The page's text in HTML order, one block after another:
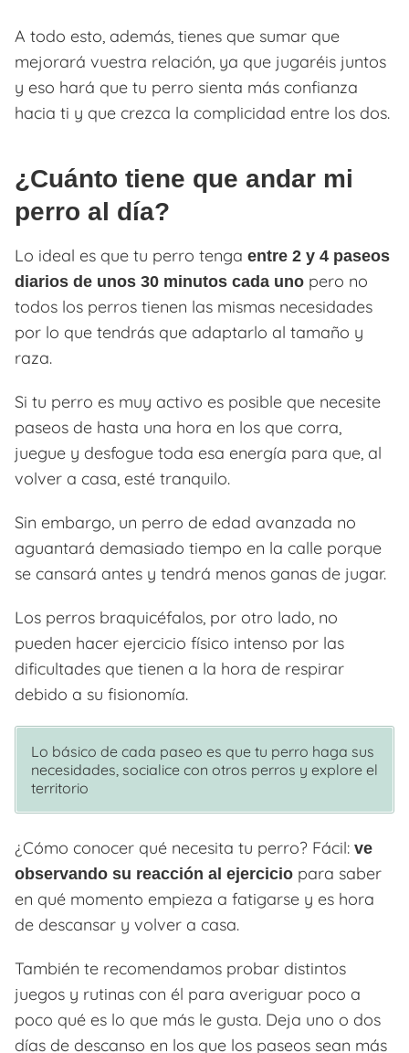
A todo esto, además, tienes que sumar que
mejorará vuestra relación, ya que jugaréis juntos
y eso hará que tu perro sienta más confianza
hacia ti y que crezca la complicidad entre los dos.
¿Cuánto tiene que andar mi
perro al día?
Lo ideal es que tu perro tenga entre 2 y 4 paseos
diarios de unos 30 minutos cada uno pero no
todos los perros tienen las mismas necesidades
por lo que tendrás que adaptarlo al tamaño y
raza.
Si tu perro es muy activo es posible que necesite
paseos de hasta una hora en los que corra,
juegue y desfogue toda esa energía para que, al
volver a casa, esté tranquilo.
Sin embargo, un perro de edad avanzada no
aguantará demasiado tiempo en la calle porque
se cansará antes y tendrá menos ganas de jugar.
Los perros braquicéfalos, por otro lado, no
pueden hacer ejercicio físico intenso por las
dificultades que tienen a la hora de respirar
debido a su fisionomía.
Lo básico de cada paseo es que tu perro haga sus
necesidades, socialice con otros perros y explore el
territorio
¿Cómo conocer qué necesita tu perro? Fácil: ve
observando su reacción al ejercicio para saber
en qué momento empieza a fatigarse y es hora
de descansar y volver a casa.
También te recomendamos probar distintos
juegos y rutinas con él para averiguar poco a
poco qué es lo que más le gusta. Deja uno o dos
días de descanso en los que los paseos sean más